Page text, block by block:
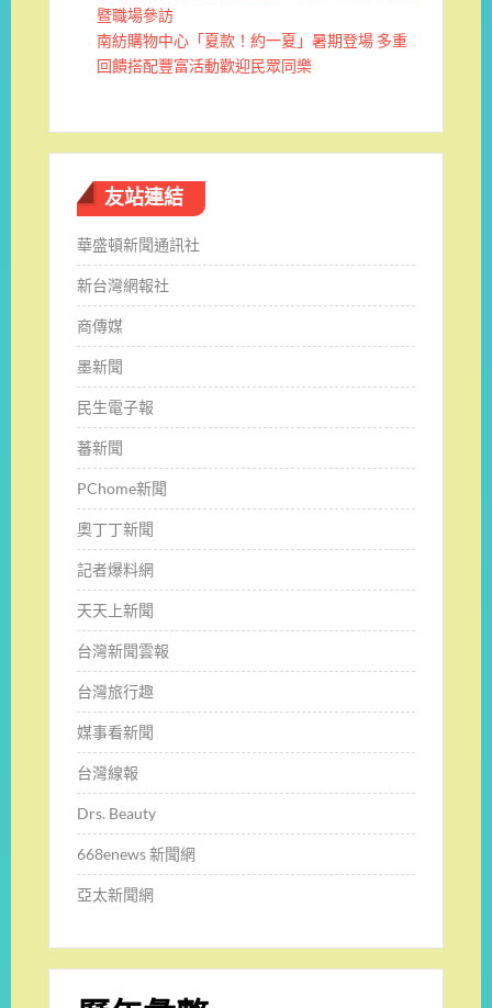
暨職場參訪
南紡購物中心「夏款！約一夏」暑期登場 多重
回饋搭配豐富活動歡迎民眾同樂
友站連結
華盛頓新聞通訊社
新台灣網報社
商傳媒
墨新聞
民生電子報
蕃新聞
PChome新聞
奧丁丁新聞
記者爆料網
天天上新聞
台灣新聞雲報
台灣旅行趣
媒事看新聞
台灣線報
Drs. Beauty
668enews 新聞網
亞太新聞網